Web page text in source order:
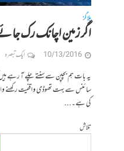
بلاگز
اگر زمین اچانک رک جا
10/13/2016 ایک تبصرہ
یہ بات ہم بچپن سے سنتے چلے آ رہے
سائنس سے بہت تھوڈی واقفیت رکھنے
کی ہے۔...
تلاش